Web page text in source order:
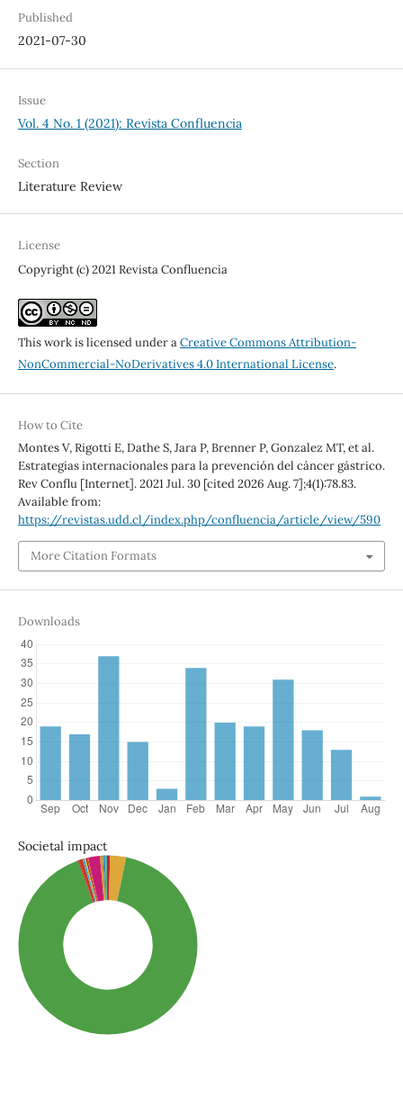
Published
2021-07-30
Issue
Vol. 4 No. 1 (2021): Revista Confluencia
Section
Literature Review
License
Copyright (c) 2021 Revista Confluencia
This work is licensed under aCreative Commons Attribution-
NonCommercial-NoDerivatives 4.0 International License.
How to Cite
Montes V, Rigotti E, Dathe S, Jara P, Brenner P, Gonzalez MT, et al.
Estrategias internacionales para la prevención del cáncer gástrico.
Rev Conflu [Internet]. 2021 Jul. 30 [cited 2026 Aug. 7];4(1):78.83.
Available from:
https://revistas.udd.cl/index.php/confluencia/article/view/590
More Citation Formats
Downloads
Societal impact